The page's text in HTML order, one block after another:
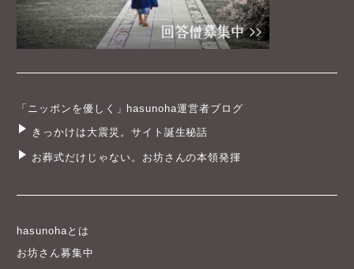
「ニッポンを優しく」hasunoha運営者ブログ
きっかけは大震災。サイト誕生秘話
お葬式だけじゃない。お坊さんの本領発揮
hasunohaとは
お坊さん募集中